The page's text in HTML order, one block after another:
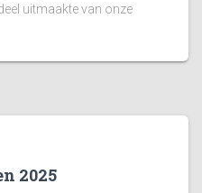
uitmaakte van onze
2025